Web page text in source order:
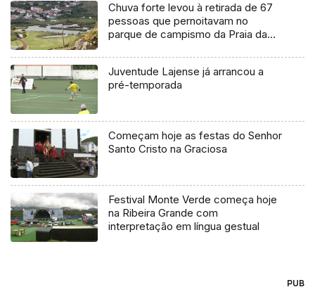
Chuva forte levou à retirada de 67
pessoas que pernoitavam no
parque de campismo da Praia da
Juventude Lajense já arrancou a
pré-temporada
Começam hoje as festas do Senhor
Santo Cristo na Graciosa
Festival Monte Verde começa hoje
na Ribeira Grande com
interpretação em língua gestual
PUB